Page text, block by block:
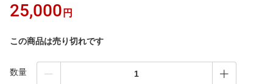
25,000 円
この商品は売り切れです
数量